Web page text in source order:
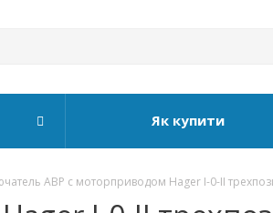
Як купити
АВР с моторприводом Hager I-0-II